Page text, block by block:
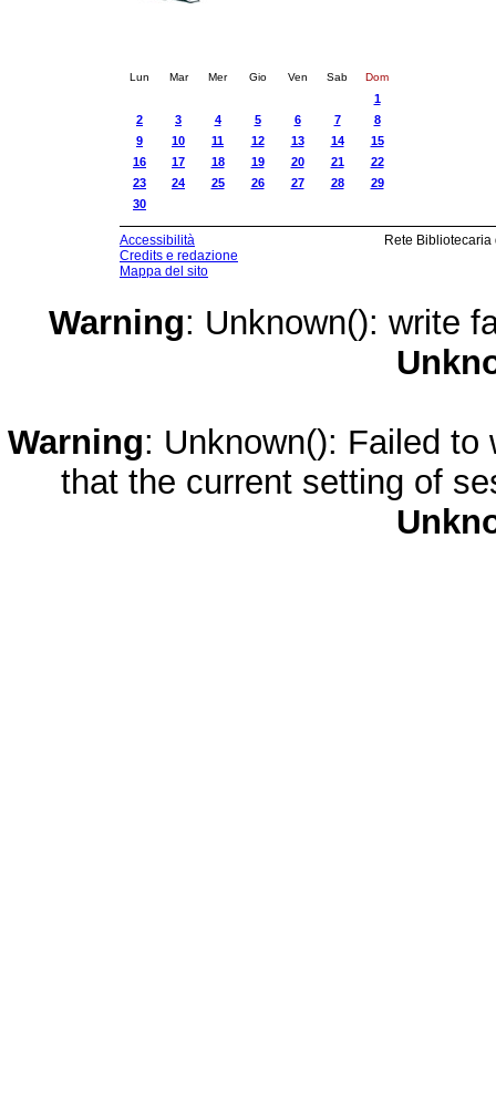
Lun Mar Mer Gio Ven Sab Dom
1
2
3 4 5 6 7
8
9
10 11 12 13 14
15
16
17 18 19 20 21
22
23
24 25 26 27 28
29
30
Accessibilità
Credits e redazione
Mappa del sito
Rete
Warning: Unknown(): write
Warning: Unknown(): Failed
that the current setting of